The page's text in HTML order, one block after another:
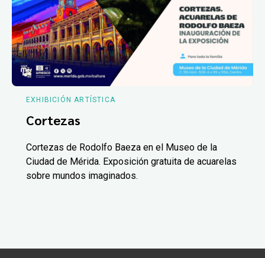
EXHIBICIÓN ARTÍSTICA
Cortezas
Cortezas de Rodolfo Baeza en el Museo de la
Ciudad de Mérida. Exposición gratuita de acuarelas
sobre mundos imaginados.